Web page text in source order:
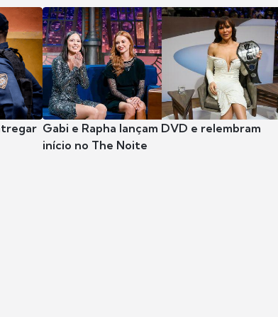
Gabi e Rapha lançam DVD e relembram
início no The Noite